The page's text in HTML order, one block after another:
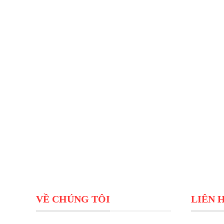
VỀ CHÚNG TÔI LIÊN